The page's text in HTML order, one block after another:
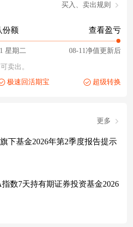
买入、卖出规则
份额
星期二
查看盈亏
08-11净值更新后
卖出。
极速回活期宝 超级转换
更多
下基金2026年第2季度报告提示
数7天持有期证券投资基金2026